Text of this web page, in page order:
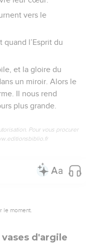
vers le
quand l’Esprit du
et la gloire du
un miroir. Alors le
Il nous rend
plus grande.
Pour vous procurer
moment.
d'argile